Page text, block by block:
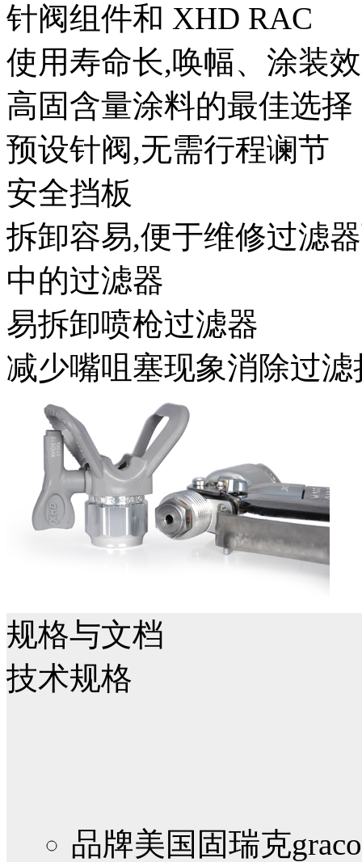
针阀组件和 XHD RAC
使用寿命长,唤幅、涂装
高固含量涂料的最佳选择
预设针阀,无需行程谰节
安全挡板
拆卸容易,便于维修过滤
中的过滤器
易拆卸喷枪过滤器
减少嘴咀塞现象消除过
规格与文档
技术规格
品牌美国固瑞克graco